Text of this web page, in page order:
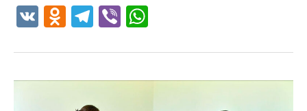
V
K
O
d
n
o
kl
T
el
e
gr
a
Vi
b
er at
s
A